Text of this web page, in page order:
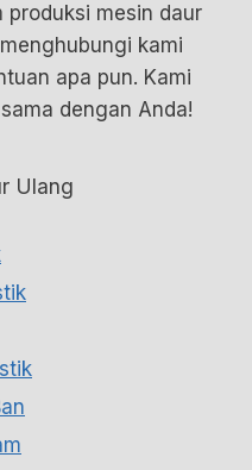
produksi mesin daur
kami
apa pun. Kami
dengan Anda!
Ulang